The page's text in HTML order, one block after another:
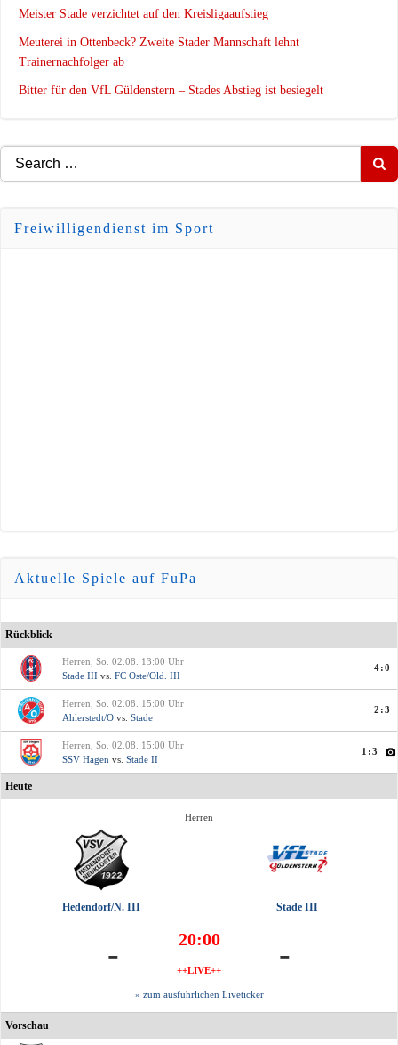
Meister Stade verzichtet auf den Kreisligaaufstieg
Meuterei in Ottenbeck? Zweite Stader Mannschaft lehnt
Trainernachfolger ab
Bitter für den VfL Güldenstern – Stades Abstieg ist besiegelt
Search
for:
Freiwilligendienst im Sport
Aktuelle Spiele auf FuPa
Rückblick
Herren, So. 02.08. 13:00 Uhr
Stade III vs. FC Oste/Old. III
4:0
Herren, So. 02.08. 15:00 Uhr
Ahlerstedt/O vs. Stade
2:3
Herren, So. 02.08. 15:00 Uhr
SSV Hagen vs. Stade II
1:3
Heute
Herren
Hedendorf/N. III Stade III
- 20:00
++LIVE++ -
» zum ausführlichen Liveticker
Vorschau